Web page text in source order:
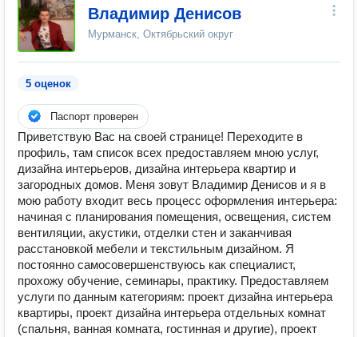
Владимир Денисов
Мурманск, Октябрьский округ
5 оценок
Паспорт проверен
Приветствую Вас на своей странице! Переходите в
профиль, там список всех предоставляем мною услуг,
дизайна интерьеров, дизайна интерьера квартир и
загородных домов. Меня зовут Владимир Денисов и я в
мою работу входит весь процесс оформления интерьера:
начиная с планирования помещения, освещения, систем
вентиляции, акустики, отделки стен и заканчивая
расстановкой мебели и текстильным дизайном. Я
постоянно самосовершенствуюсь как специалист,
прохожу обучение, семинары, практику. Предоставляем
услуги по данным категориям: проект дизайна интерьера
квартиры, проект дизайна интерьера отдельных комнат
(спальня, ванная комната, гостинная и другие), проект